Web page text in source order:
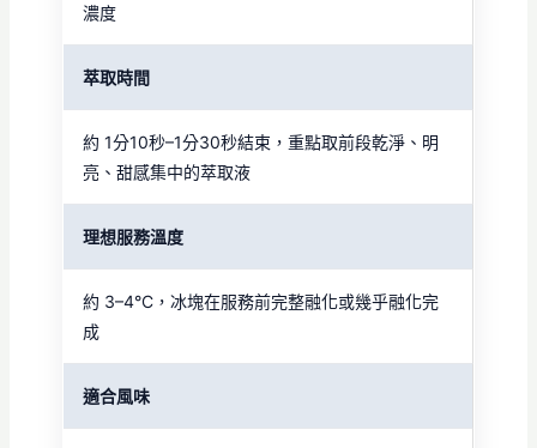
濃度
萃取時間
約 1分10秒–1分30秒結束，重點取前段乾淨、明
亮、甜感集中的萃取液
理想服務溫度
約 3–4°C，冰塊在服務前完整融化或幾乎融化完
成
適合風味